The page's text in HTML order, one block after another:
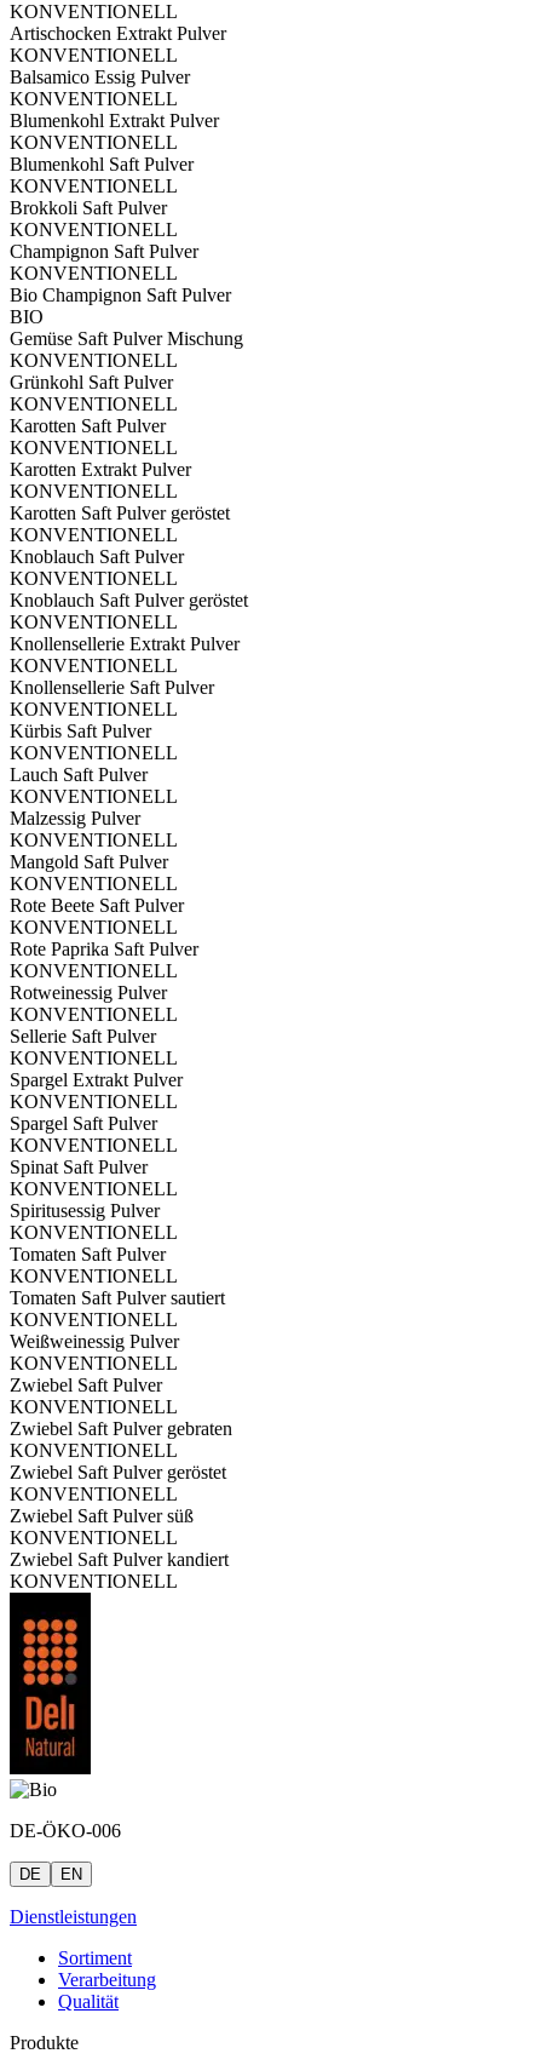
KONVENTIONELL
Artischocken Extrakt Pulver
KONVENTIONELL
Balsamico Essig Pulver
KONVENTIONELL
Blumenkohl Extrakt Pulver
KONVENTIONELL
Blumenkohl Saft Pulver
KONVENTIONELL
Brokkoli Saft Pulver
KONVENTIONELL
Champignon Saft Pulver
KONVENTIONELL
Bio Champignon Saft Pulver
BIO
Gemüse Saft Pulver Mischung
KONVENTIONELL
Grünkohl Saft Pulver
KONVENTIONELL
Karotten Saft Pulver
KONVENTIONELL
Karotten Extrakt Pulver
KONVENTIONELL
Karotten Saft Pulver geröstet
KONVENTIONELL
Knoblauch Saft Pulver
KONVENTIONELL
Knoblauch Saft Pulver geröstet
KONVENTIONELL
Knollensellerie Extrakt Pulver
KONVENTIONELL
Knollensellerie Saft Pulver
KONVENTIONELL
Kürbis Saft Pulver
KONVENTIONELL
Lauch Saft Pulver
KONVENTIONELL
Malzessig Pulver
KONVENTIONELL
Mangold Saft Pulver
KONVENTIONELL
Rote Beete Saft Pulver
KONVENTIONELL
Rote Paprika Saft Pulver
KONVENTIONELL
Rotweinessig Pulver
KONVENTIONELL
Sellerie Saft Pulver
KONVENTIONELL
Spargel Extrakt Pulver
KONVENTIONELL
Spargel Saft Pulver
KONVENTIONELL
Spinat Saft Pulver
KONVENTIONELL
Spiritusessig Pulver
KONVENTIONELL
Tomaten Saft Pulver
KONVENTIONELL
Tomaten Saft Pulver sautiert
KONVENTIONELL
Weißweinessig Pulver
KONVENTIONELL
Zwiebel Saft Pulver
KONVENTIONELL
Zwiebel Saft Pulver gebraten
KONVENTIONELL
Zwiebel Saft Pulver geröstet
KONVENTIONELL
Zwiebel Saft Pulver süß
KONVENTIONELL
Zwiebel Saft Pulver kandiert
KONVENTIONELL
DE-ÖKO-006
DE EN
Dienstleistungen
Sortiment
Verarbeitung
Qualität
Produkte